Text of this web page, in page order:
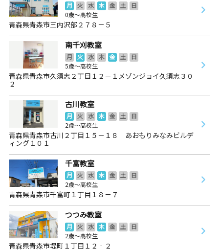
月 火 水 木 金 土
日
0歳～高校生
青森県青森市三内沢部２７８－５
南千刈教室
月 火 水 木 金 土
日
5歳～高校生
青森県青森市久須志２丁目１２－１メゾンジョイ久須志３０
２
古川教室
月 火 水 木 金 土
日
2歳～高校生
青森県青森市古川２丁目１５－１８ あおもりみなみビルデ
ィング１０１
千富教室
月 火 水 木 金 土
日
2歳～高校生
青森県青森市千富町１丁目１８－７
つつみ教室
月 火 水 木 金 土
日
2歳～高校生
青森県青森市堤町１丁目１２‐２